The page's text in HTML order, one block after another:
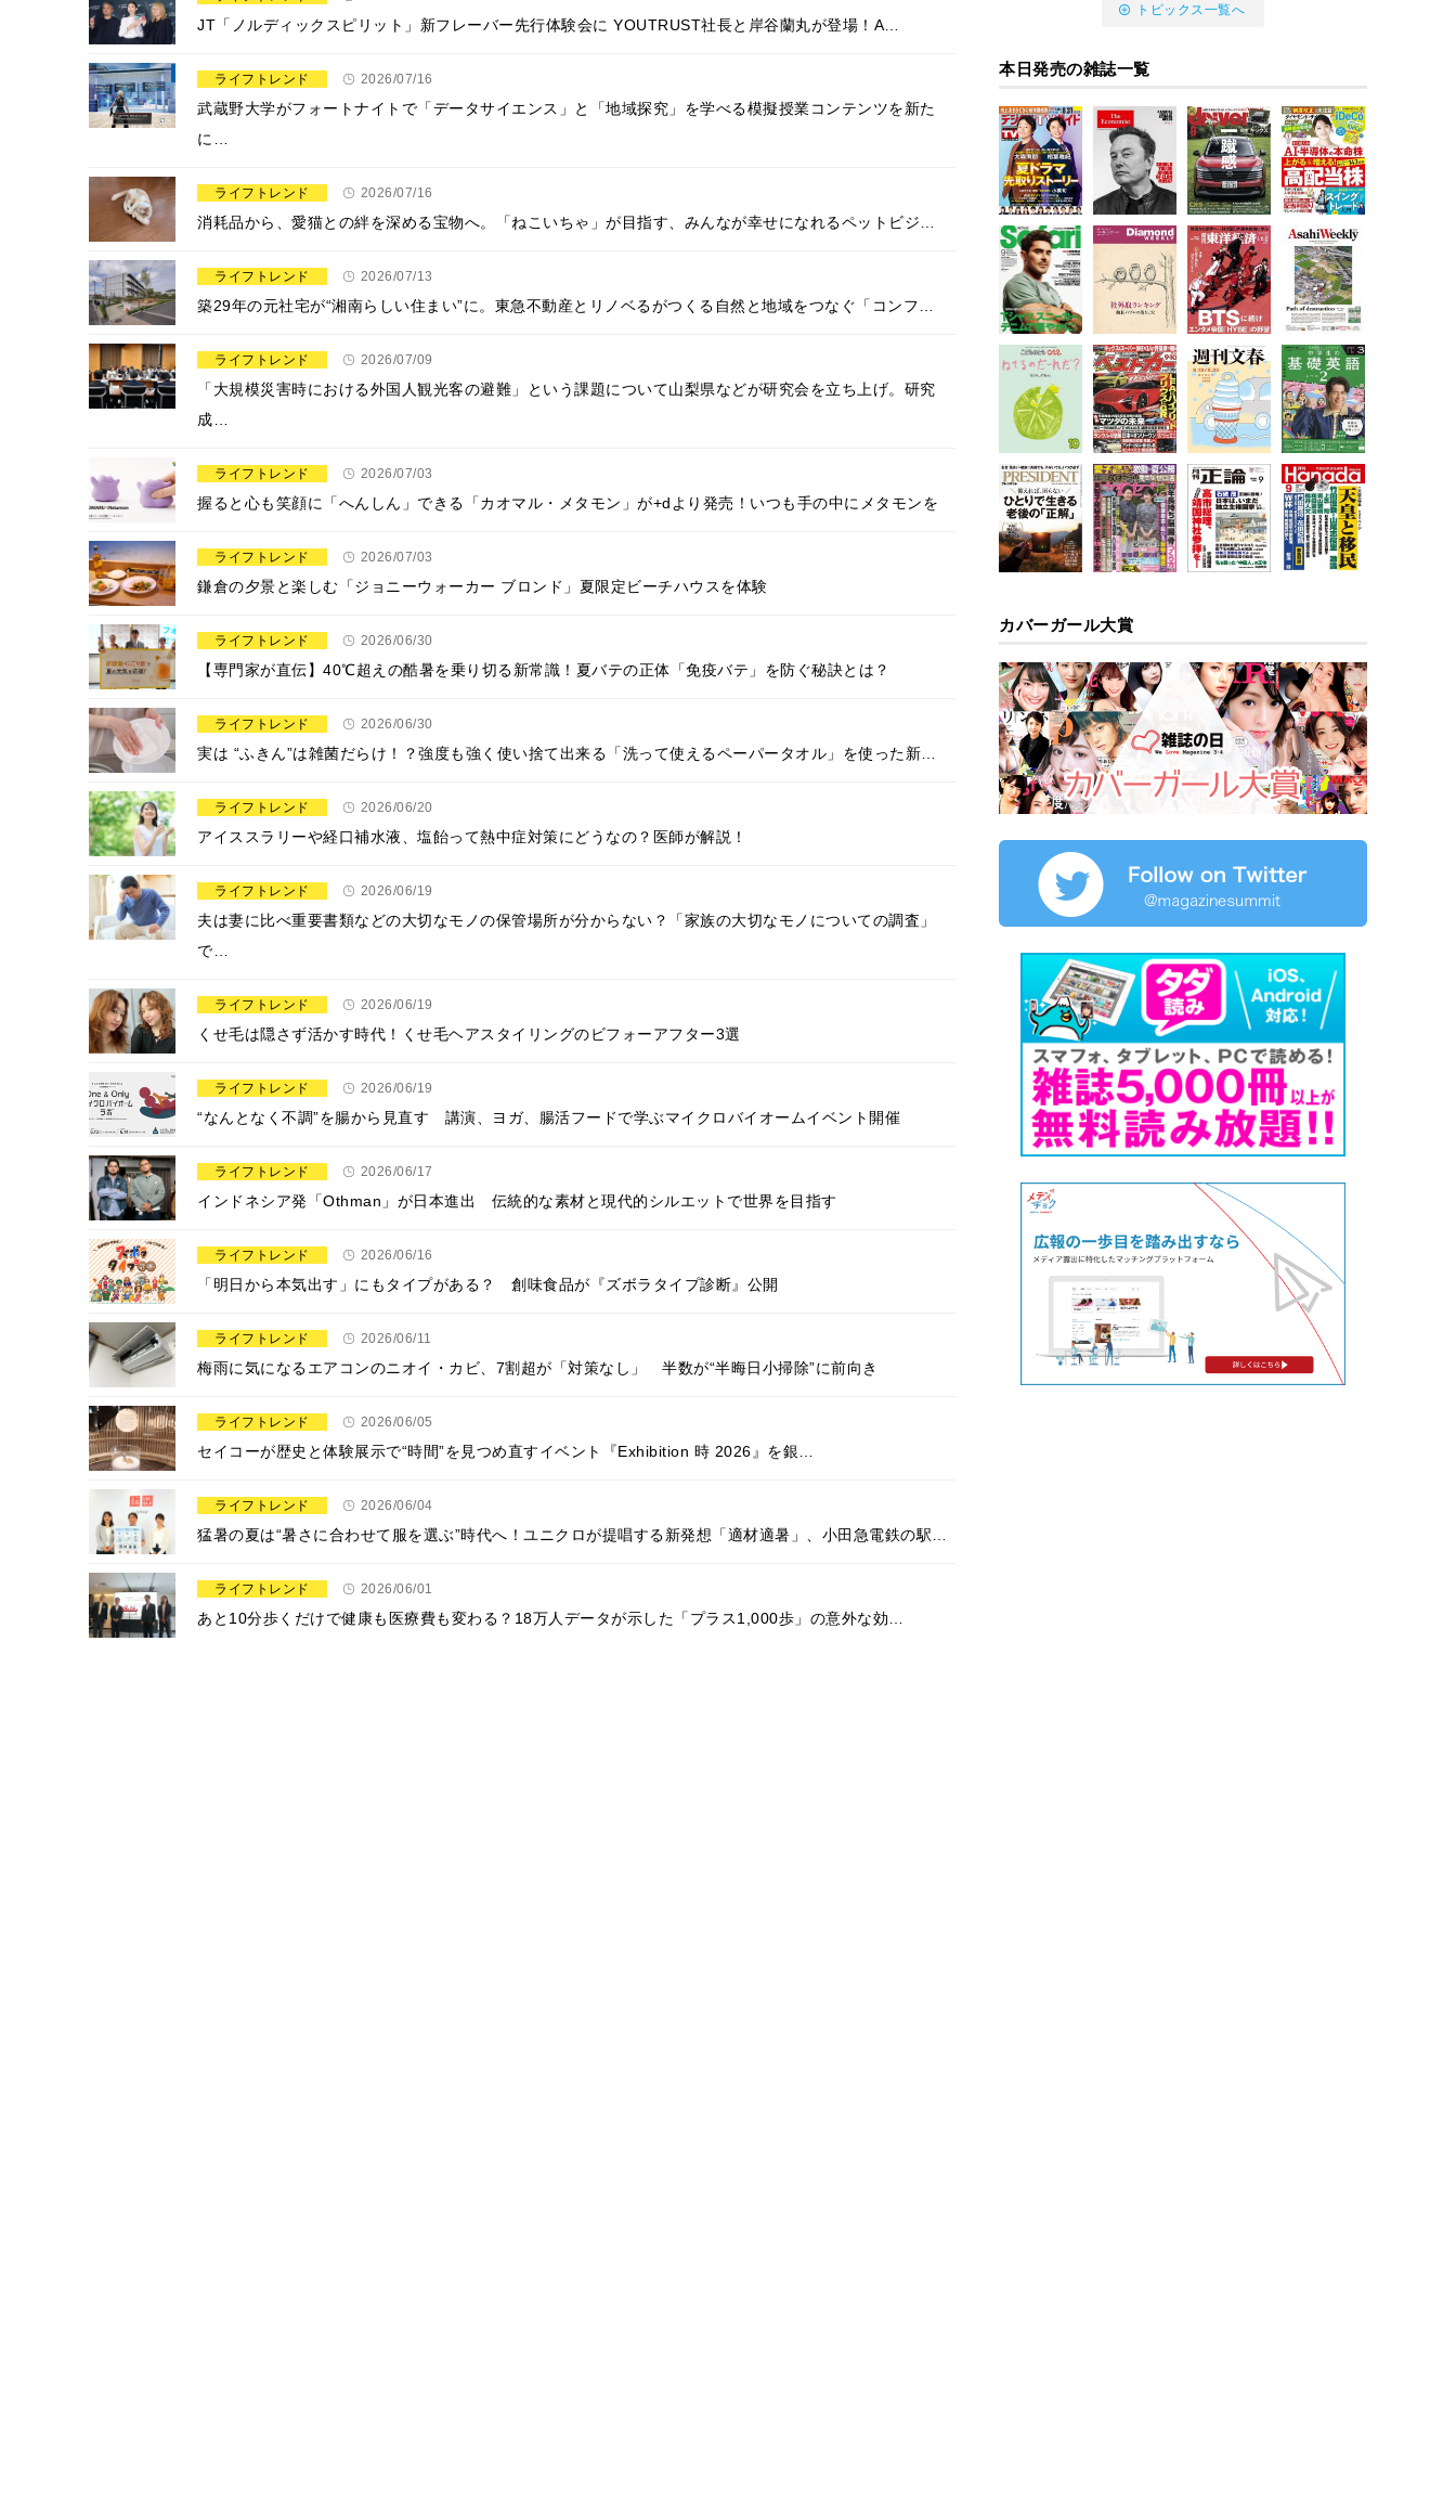
JT「ノルディックスピリット」新フレーバー先行体験会に YOUTRUST社長と岸谷蘭丸が登場！A…
ライフトレンド 2026/07/16
武蔵野大学がフォートナイトで「データサイエンス」と「地域探究」を学べる模擬授業コンテンツを新た
に…
ライフトレンド 2026/07/16
​​消耗品から、愛猫との絆を深める宝物へ。「ねこいちゃ」が目指す、みんなが幸せになれるペットビジ…
ライフトレンド 2026/07/13
築29年の元社宅が“湘南らしい住まい”に。東急不動産とリノベるがつくる自然と地域をつなぐ「コンフ…
ライフトレンド 2026/07/09
「大規模災害時における外国人観光客の避難」という課題について⼭梨県などが研究会を立ち上げ。研究
成…
ライフトレンド 2026/07/03
握ると心も笑顔に「へんしん」できる「カオマル・メタモン」が+dより発売！いつも手の中にメタモンを
ライフトレンド 2026/07/03
鎌倉の夕景と楽しむ「ジョニーウォーカー ブロンド」夏限定ビーチハウスを体験
ライフトレンド 2026/06/30
【専門家が直伝】40℃超えの酷暑を乗り切る新常識！夏バテの正体「免疫バテ」を防ぐ秘訣とは？
ライフトレンド 2026/06/30
実は “ふきん”は雑菌だらけ！？強度も強く使い捨て出来る「洗って使えるペーパータオル」を使った新…
ライフトレンド 2026/06/20
アイススラリーや経口補水液、塩飴って熱中症対策にどうなの？医師が解説！
ライフトレンド 2026/06/19
夫は妻に比べ重要書類などの大切なモノの保管場所が分からない？「家族の大切なモノについての調査」
で…
ライフトレンド 2026/06/19
くせ毛は隠さず活かす時代！くせ毛ヘアスタイリングのビフォーアフター3選
ライフトレンド 2026/06/19
“なんとなく不調”を腸から見直す 講演、ヨガ、腸活フードで学ぶマイクロバイオームイベント開催
ライフトレンド 2026/06/17
インドネシア発「Othman」が日本進出 伝統的な素材と現代的シルエットで世界を目指す
ライフトレンド 2026/06/16
「明日から本気出す」にもタイプがある？ 創味食品が『ズボラタイプ診断』公開
ライフトレンド 2026/06/11
梅雨に気になるエアコンのニオイ・カビ、7割超が「対策なし」 半数が“半晦日小掃除”に前向き
ライフトレンド 2026/06/05
セイコーが歴史と体験展示で“時間”を見つめ直すイベント『Exhibition 時 2026』を銀…
ライフトレンド 2026/06/04
猛暑の夏は“暑さに合わせて服を選ぶ”時代へ！ユニクロが提唱する新発想「適材適暑」、小田急電鉄の駅…
ライフトレンド 2026/06/01
あと10分歩くだけで健康も医療費も変わる？18万人データが示した「プラス1,000歩」の意外な効…
トピックス一覧へ
本日発売の雑誌一覧
カバーガール大賞